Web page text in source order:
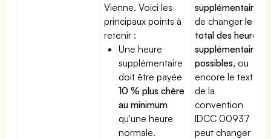
Vienne. Voici les
principaux points à
retenir :
Une heure
supplémentaire
doit être payée
10 % plus chère
au minimum
qu'une heure
normale.
supplémentaire
de changerle
total des heures
supplémentaires
possibles, ou
encore le texte
de la
convention
IDCC 00937
peut changer